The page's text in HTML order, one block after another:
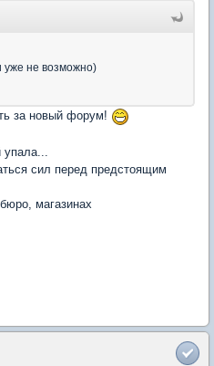
уже не возможно)
за новый форум!
сил перед предстоящим
магазинах